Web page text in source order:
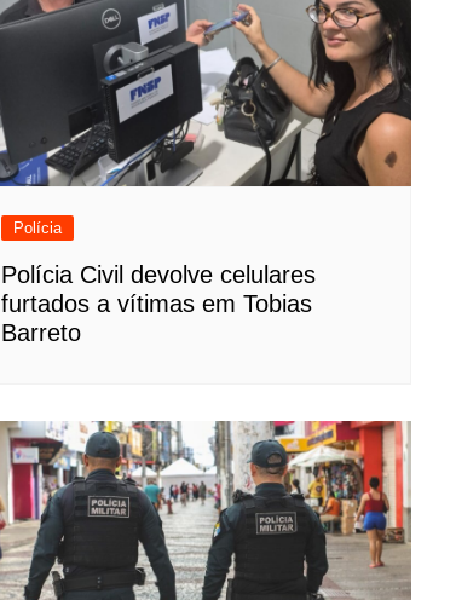
Polícia
Polícia Civil devolve celulares
furtados a vítimas em Tobias
Barreto